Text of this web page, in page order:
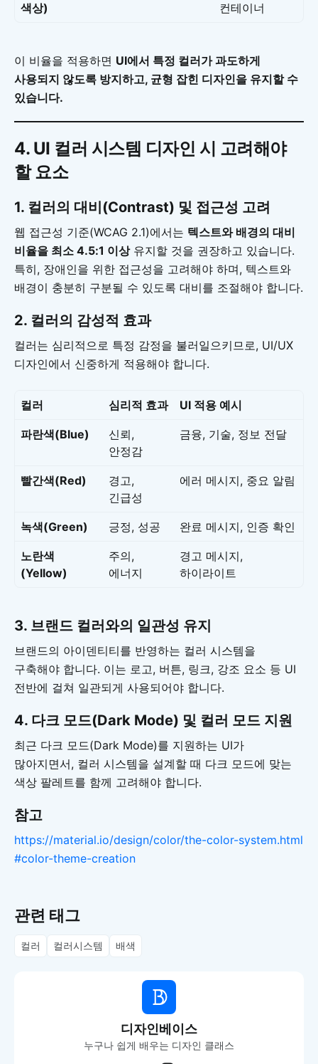
색상)
컨테이너
이 비율을 적용하면 UI에서 특정 컬러가 과도하게
사용되지 않도록 방지하고, 균형 잡힌 디자인을 유지할 수
있습니다.
4. UI 컬러 시스템 디자인 시 고려해야
할 요소
1. 컬러의 대비(Contrast) 및 접근성 고려
웹 접근성 기준(WCAG 2.1)에서는 텍스트와 배경의 대비
비율을 최소 4.5:1 이상유지할 것을 권장하고 있습니다.
특히, 장애인을 위한 접근성을 고려해야 하며, 텍스트와
배경이 충분히 구분될 수 있도록 대비를 조절해야 합니다.
2. 컬러의 감성적 효과
컬러는 심리적으로 특정 감정을 불러일으키므로, UI/UX
디자인에서 신중하게 적용해야 합니다.
컬러 심리적 효과 UI 적용 예시
파란색(Blue)
신뢰,
안정감
금융, 기술, 정보 전달
빨간색(Red)
경고,
긴급성
에러 메시지, 중요 알림
녹색(Green) 긍정, 성공 완료 메시지, 인증 확인
노란색
(Yellow)
주의,
에너지
경고 메시지,
하이라이트
3. 브랜드 컬러와의 일관성 유지
브랜드의 아이덴티티를 반영하는 컬러 시스템을
구축해야 합니다. 이는 로고, 버튼, 링크, 강조 요소 등 UI
전반에 걸쳐 일관되게 사용되어야 합니다.
4. 다크 모드(Dark Mode) 및 컬러 모드 지원
최근 다크 모드(Dark Mode)를 지원하는 UI가
많아지면서, 컬러 시스템을 설계할 때 다크 모드에 맞는
색상 팔레트를 함께 고려해야 합니다.
참고
https://material.io/design/color/the-color-system.html
#color-theme-creation
관련 태그
컬러 컬러시스템 배색
디자인베이스
누구나 쉽게 배우는 디자인 클래스